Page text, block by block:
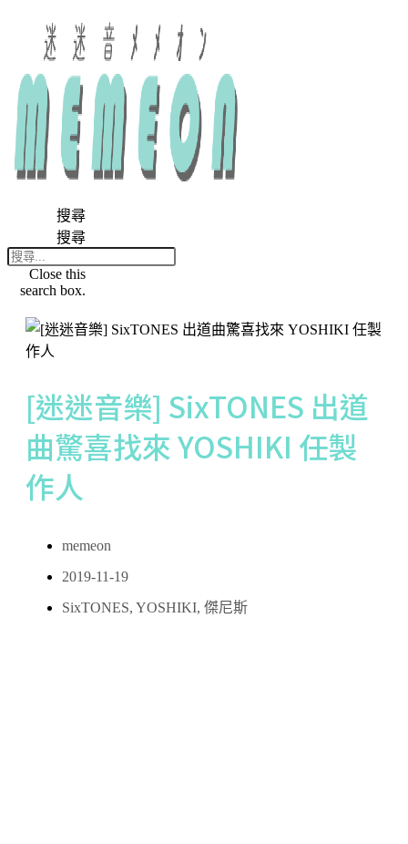
搜尋
搜尋
Close this
search box.
[迷迷音樂] SixTONES 出道
曲驚喜找來 YOSHIKI 任製
作人
memeon
2019-11-19
SixTONES, YOSHIKI, 傑尼斯